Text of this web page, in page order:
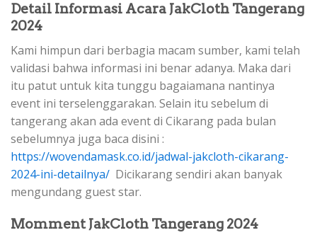
Detail Informasi Acara JakCloth Tangerang
2024
Kami himpun dari berbagia macam sumber, kami telah
validasi bahwa informasi ini benar adanya. Maka dari
itu patut untuk kita tunggu bagaiamana nantinya
event ini terselenggarakan. Selain itu sebelum di
tangerang akan ada event di Cikarang pada bulan
sebelumnya juga baca disini :
https://wovendamask.co.id/jadwal-jakcloth-cikarang-
2024-ini-detailnya/ Dicikarang sendiri akan banyak
mengundang guest star.
Momment JakCloth Tangerang 2024